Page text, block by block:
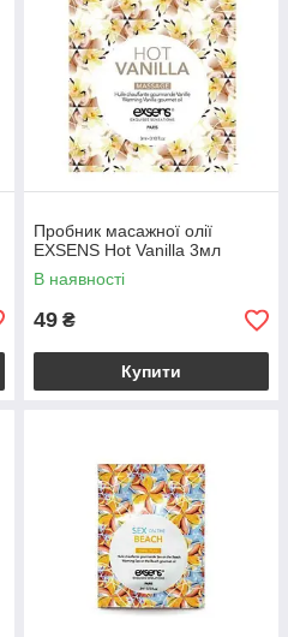
Пробник масажної олії
EXSENS Hot Vanilla 3мл
В наявності
49 ₴
Купити